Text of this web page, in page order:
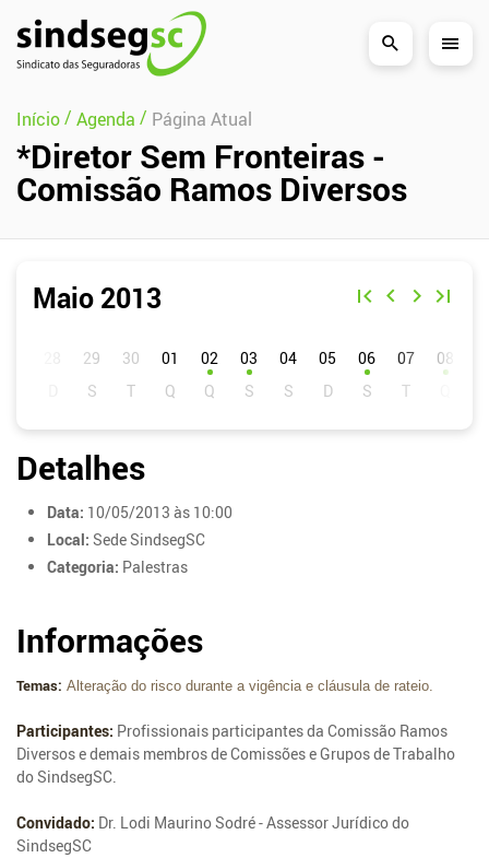
Pular Navegação (s)
Início/ Agenda / Página Atual
*Diretor Sem Fronteiras -
Comissão Ramos Diversos
Maio 2013
01 02 03 04 05 06 07 08
Detalhes
Data: 10/05/2013 às 10:00
Local: Sede SindsegSC
Categoria: Palestras
Informações
Temas: Alteração do risco durante a vigência e cláusula de rateio.
Participantes: Profissionais participantes da Comissão Ramos
Diversos e demais membros de Comissões e Grupos de Trabalho
do SindsegSC.
Convidado: Dr. Lodi Maurino Sodré - Assessor Jurídico do
SindsegSC